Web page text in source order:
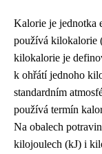
Kalorie je jednotka
používá kilokalorie
kilokalorie je
k ohřátí jednoho
standardním
používá termín
Na obalech
kilojoulech (kJ) i